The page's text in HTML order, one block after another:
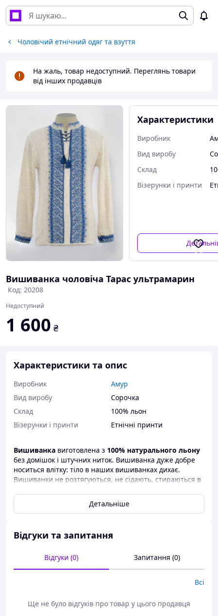
Чоловічий етнічний одяг та взуття
На жаль, товар недоступний. Переглянь товари
від інших продавців
Характеристики
Виробник
Вид виробу
Склад
Візерунки і принти
Вишиванка чоловіча Тарас ультрамарин
Код: 20208
Недоступний
1 600 ₴
Характеристики та опис
Виробник
Амур
Вид виробу
Сорочка
Склад
100% льон
Візерунки і принти
Етнічні принти
Вишиванка виготовлена з 100% натурального льону
без домішок і штучних ниток. Вишиванка дуже добре
носиться влітку: тіло в наших вишиванках дихає.
Вишиванки не розтягуються, не сідають, стираються в
алергії.
Данныевышиванкиявляются эксклюзивным товаром
Украине. Наши вышивки продаются
производителя
, так и в
некоторых районах Карпат. Пользуются популярностью
на Сорочинской ярмарке.
Вишиванкавиготовлена ​​з100% натурального льону
Детальніше
Відгуки та запитання
Відгуки (0) Запитання (0)
Всі
Ще не було відгуків про товар у цього продавця